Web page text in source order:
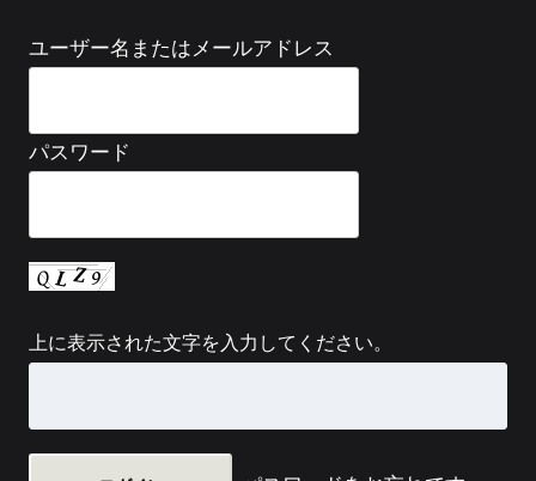
ユーザー名またはメールアドレス
パスワード
上に表示された文字を入力してください。